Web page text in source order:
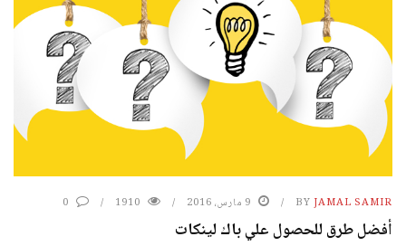
BY JAMAL SAMIR 9 مارس، 2016 1910
0
أفضل طرق للحصول علي باك لينكات